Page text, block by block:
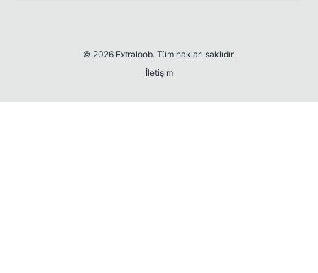
© 2026 Extraloob. Tüm hakları saklıdır.
İletişim